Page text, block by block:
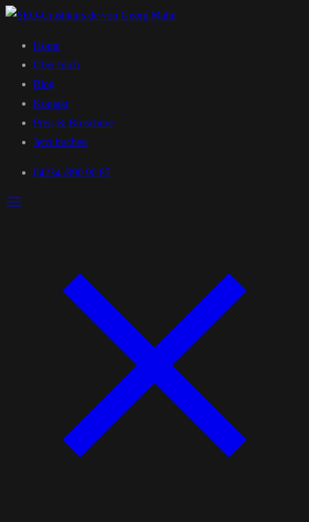
Home
Über mich
Blog
Kontakt
Preis & Broschüre
Jetzt buchen
04234 /890 90 87